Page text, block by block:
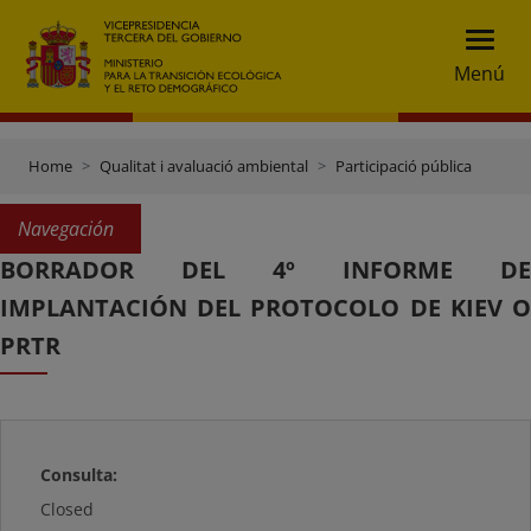
Menú
Home Qualitat i avaluació ambiental Participació pública
Navegación
BORRADOR DEL 4º INFORME DE
IMPLANTACIÓN DEL PROTOCOLO DE KIEV O
PRTR
Consulta:
Closed